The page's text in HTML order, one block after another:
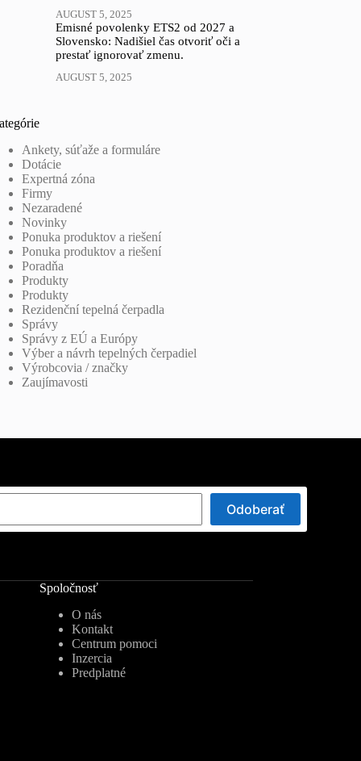
AUGUST 5, 2025
Emisné povolenky ETS2 od 2027 a
Slovensko: Nadišiel čas otvoriť oči a
prestať ignorovať zmenu.
AUGUST 5, 2025
Ankety, súťaže a formuláre
Dotácie
Expertná zóna
Firmy
Nezaradené
Novinky
Ponuka produktov a riešení
Ponuka produktov a riešení
Poradňa
Produkty
Produkty
Rezidenční tepelná čerpadla
Správy
Správy z EÚ a Európy
Výber a návrh tepelných čerpadiel
Výrobcovia / značky
Zaujímavosti
Odoberať
Spoločnosť
O nás
Kontakt
Centrum pomoci
Inzercia
Predplatné